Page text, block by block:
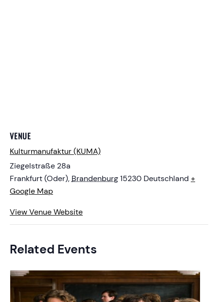
VENUE
Kulturmanufaktur (KUMA)
Ziegelstraße 28a
Frankfurt (Oder), Brandenburg15230 Deutschland +
Google Map
View Venue Website
Related Events